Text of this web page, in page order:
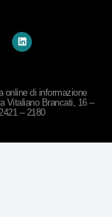
online di informazione
Vitaliano Brancati, 16 –
– 2180